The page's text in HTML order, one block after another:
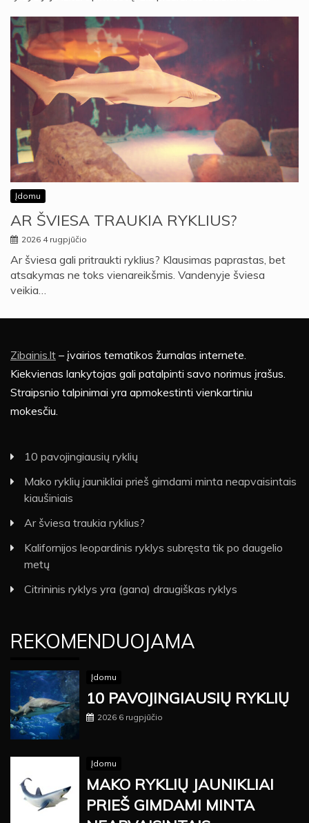
Įdomu
AR ŠVIESA TRAUKIA RYKLIUS?
2026 4 rugpjūčio
Ar šviesa gali pritraukti ryklius? Klausimas paprastas, bet
atsakymas ne toks vienareikšmis. Vandenyje šviesa
veikia…
Zibainis.lt – įvairios tematikos žurnalas internete.
Kiekvienas lankytojas gali patalpinti savo norimus įrašus.
Straipsnio talpinimai yra apmokestinti vienkartiniu
mokesčiu.
10 pavojingiausių ryklių
Mako ryklių jaunikliai prieš gimdami minta neapvaisintais
kiaušiniais
Ar šviesa traukia ryklius?
Kalifornijos leopardinis ryklys subręsta tik po daugelio
metų
Citrininis ryklys yra (gana) draugiškas ryklys
REKOMENDUOJAMA
Įdomu
10 PAVOJINGIAUSIŲ RYKLIŲ
2026 6 rugpjūčio
Įdomu
MAKO RYKLIŲ JAUNIKLIAI
PRIEŠ GIMDAMI MINTA